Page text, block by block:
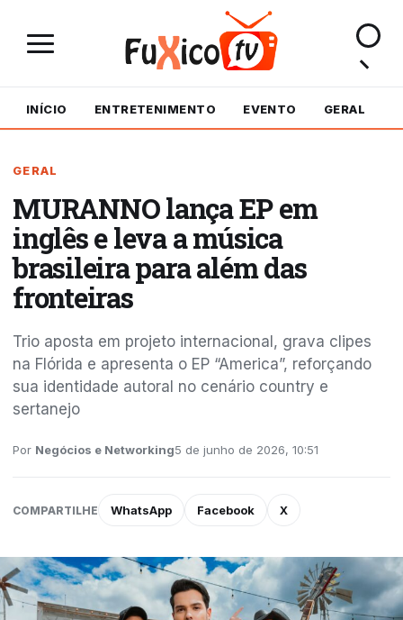
INÍCIO ENTRETENIMENTO EVENTO GERAL
GERAL
MURANNO lança EP em
inglês e leva a música
brasileira para além das
fronteiras
Trio aposta em projeto internacional, grava clipes
na Flórida e apresenta o EP “America”, reforçando
sua identidade autoral no cenário country e
sertanejo
Por Negócios e Networking5 de junho de 2026, 10:51
COMPARTILHE WhatsApp Facebook X